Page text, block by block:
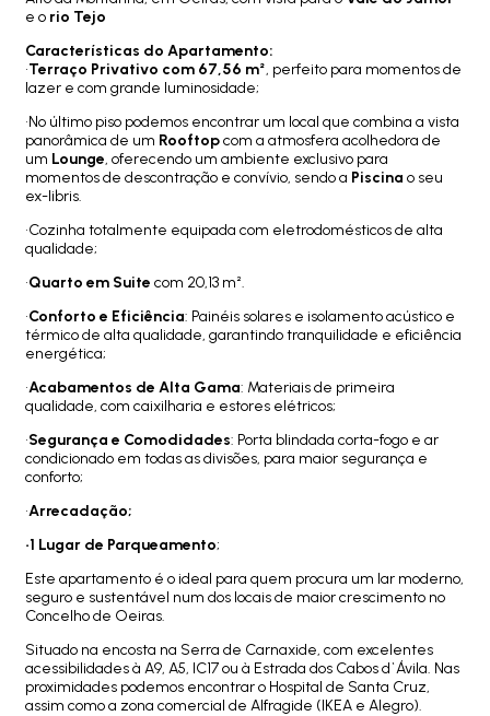
e o rio Tejo
Características do Apartamento:
•Terraço Privativo com 67,56 m², perfeito para momentos de
lazer e com grande luminosidade;
•No último piso podemos encontrar um local que combina a vista
panorâmica de um Rooftopcom a atmosfera acolhedora de
um Lounge, oferecendo um ambiente exclusivo para
momentos de descontração e convívio, sendo a Piscina o seu
ex-libris.
•Cozinha totalmente equipada com eletrodomésticos de alta
qualidade;
•Quarto em Suite com 20,13 m².
•Conforto e Eficiência: Painéis solares e isolamento acústico e
térmico de alta qualidade, garantindo tranquilidade e eficiência
energética;
•Acabamentos de Alta Gama: Materiais de primeira
qualidade, com caixilharia e estores elétricos;
•Segurança e Comodidades: Porta blindada corta-fogo e ar
condicionado em todas as divisões, para maior segurança e
conforto;
•Arrecadação;
•1 Lugar de Parqueamento;
Este apartamento é o ideal para quem procura um lar moderno,
seguro e sustentável num dos locais de maior crescimento no
Concelho de Oeiras.
Situado na encosta na Serra de Carnaxide, com excelentes
acessibilidades à A9, A5, IC17 ou à Estrada dos Cabos d`Ávila. Nas
proximidades podemos encontrar o Hospital de Santa Cruz,
assim como a zona comercial de Alfragide (IKEA e Alegro).